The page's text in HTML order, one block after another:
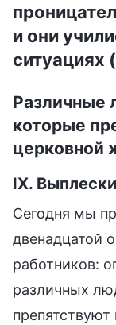
и они
ситуациях
Различные
которые
церковной
IX.
Сегодня мы
двенадцатой
работников:
различных